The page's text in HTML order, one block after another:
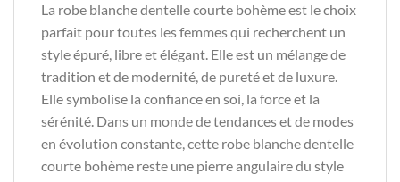
La robe blanche dentelle courte bohème est le choix
parfait pour toutes les femmes qui recherchent un
style épuré, libre et élégant. Elle est un mélange de
tradition et de modernité, de pureté et de luxure.
Elle symbolise la confiance en soi, la force et la
sérénité. Dans un monde de tendances et de modes
en évolution constante, cette robe blanche dentelle
courte bohème reste une pierre angulaire du style